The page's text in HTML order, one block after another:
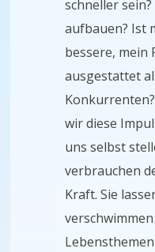
schneller
aufbauen? Ist
bessere, mein
ausgestattet
wir diese
uns selbst
verbrauchen
Kraft. Sie